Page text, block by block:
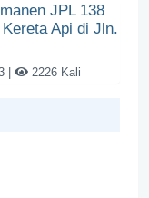
JPL 138
Api di Jln.
| 2226 Kali